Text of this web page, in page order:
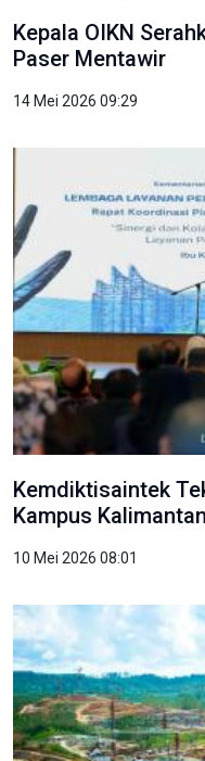
Kepala OIKN
Paser Mentawir
14 Mei 2026 09:29
Kemdiktisaintek
Kampus Kalimantan
10 Mei 2026 08:01